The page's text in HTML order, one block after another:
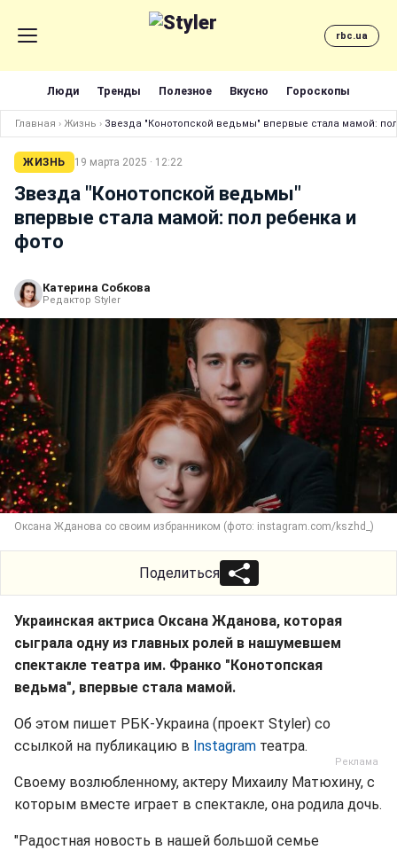
rbc.ua
Люди Тренды Полезное Вкусно Гороскопы
Главная › Жизнь › Звезда "Конотопской ведьмы" впервые стала мамой:
ЖИЗНЬ 19 марта 2025 · 12:22
Звезда "Конотопской ведьмы"
впервые стала мамой: пол ребенка и
фото
Катерина Собкова
Редактор Styler
Оксана Жданова со своим избранником (фото: instagram.com/kszhd_)
Поделиться
Украинская актриса Оксана Жданова, которая
сыграла одну из главных ролей в нашумевшем
спектакле театра им. Франко "Конотопская
ведьма", впервые стала мамой.
Об этом пишет РБК-Украина (проект Styler) со
ссылкой на публикацию в Instagram театра.
Своему возлюбленному, актеру Михаилу Матюхину, с
которым вместе играет в спектакле, она родила дочь.
"Радостная новость в нашей большой семье